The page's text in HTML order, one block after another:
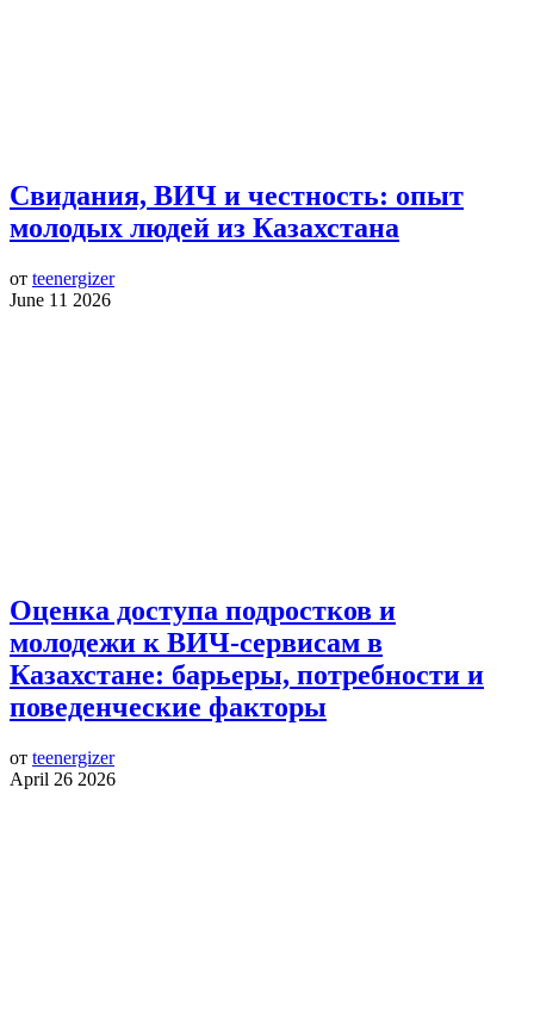
Свидания, ВИЧ и честность: опыт
молодых людей из Казахстана
от teenergizer
June 11 2026
Оценка доступа подростков и
молодежи к ВИЧ-сервисам в
Казахстане: барьеры, потребности и
поведенческие факторы
от teenergizer
April 26 2026